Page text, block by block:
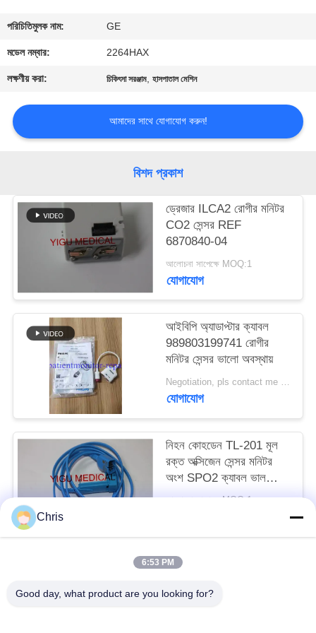
গুণমান
নিয়ন্ত্রণ
আমাদের
সাথে
একটি
উদ্ধৃতি
NEWS
PRIVACY
POLICY
পরিচিতিমুলক নাম: GE
মডেল নম্বার: 2264HAX
লক্ষণীয় করা: চিকিৎসা সরঞ্জাম,হাসপাতাল মেশিন
আমাদের সাথে যোগাযোগ করুন!
বিশদ প্রকাশ
ড্রেজার ILCA2 রোগীর মনিটর
CO2 সেন্সর REF
6870840-04
আলোচনা সাপেক্ষে MOQ:1
যোগাযোগ
আইবিপি অ্যাডাপ্টার ক্যাবল
989803199741 রোগীর
মনিটর সেন্সর ভালো অবস্থায়
Negotiation, pls contact me MOQ:1/PCS
যোগাযোগ
নিহন কোহডেন TL-201 মূল
রক্ত অক্সিজেন সেন্সর মনিটর
অংশ SPO2 ক্যাবল ভাল
অবস্থায়
আলোচনা সাপেক্ষে MOQ:1
Chris
6:53 PM
Good day, what product are you looking for?